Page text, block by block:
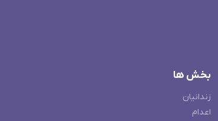
بخش ها
زندانیان
اعدام